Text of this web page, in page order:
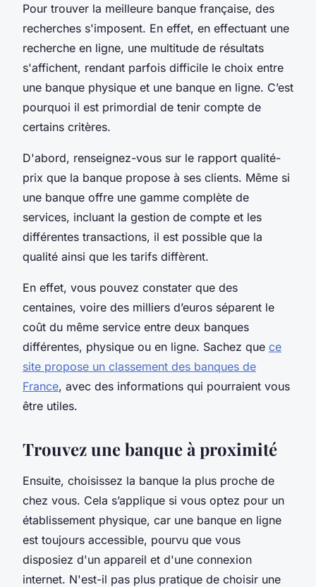
Pour trouver la meilleure banque française, des
recherches s'imposent. En effet, en effectuant une
recherche en ligne, une multitude de résultats
s'affichent, rendant parfois difficile le choix entre
une banque physique et une banque en ligne. C’est
pourquoi il est primordial de tenir compte de
certains critères.
D'abord, renseignez-vous sur le rapport qualité-
prix que la banque propose à ses clients. Même si
une banque offre une gamme complète de
services, incluant la gestion de compte et les
différentes transactions, il est possible que la
qualité ainsi que les tarifs diffèrent.
En effet, vous pouvez constater que des
centaines, voire des milliers d’euros séparent le
coût du même service entre deux banques
différentes, physique ou en ligne. Sachez que ce
site propose un classement des banques de
France, avec des informations qui pourraient vous
être utiles.
Trouvez une banque à proximité
Ensuite, choisissez la banque la plus proche de
chez vous. Cela s’applique si vous optez pour un
établissement physique, car une banque en ligne
est toujours accessible, pourvu que vous
disposiez d'un appareil et d'une connexion
internet. N'est-il pas plus pratique de choisir une